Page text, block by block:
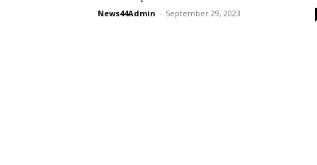
News44Admin - September 29, 2023